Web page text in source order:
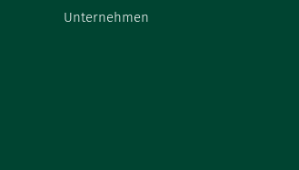
Unternehmen